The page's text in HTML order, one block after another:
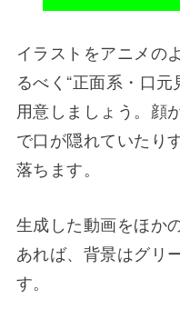
イラストをアニメの
るべく“正面系・口
用意しましょう。顔
で口が隠れていたり
落ちます。
生成した動画をほか
あれば、背景はグリ
す。